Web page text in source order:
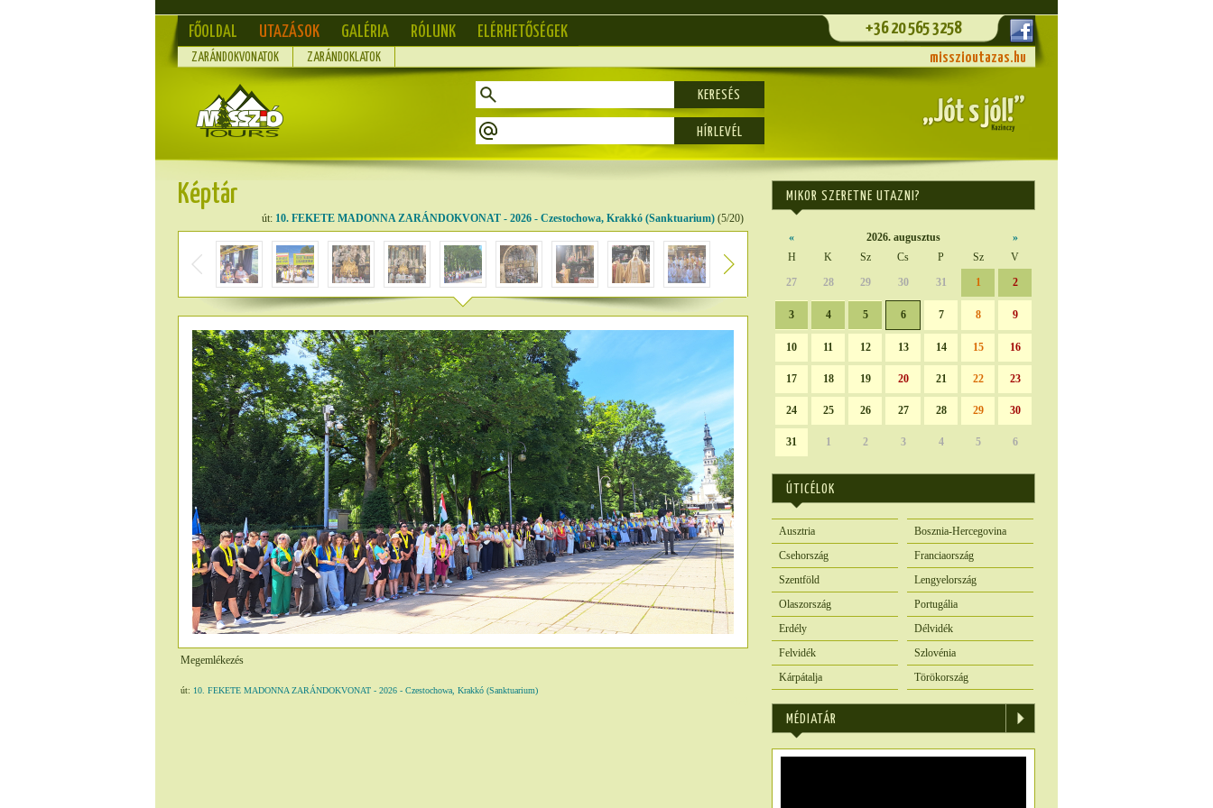
FŐOLDAL UTAZÁSOK GALÉRIA RÓLUNK ELÉRHETŐSÉGEK +36 20 565 3258
ZARÁNDOKVONATOK ZARÁNDOKLATOK misszioutazas.hu
KERESÉS
Képtár
út: 10. FEKETE MADONNA ZARÁNDOKVONAT - 2026 - Czestochowa, Krakkó (Sanktuarium) (5/20)
Megemlékezés
út: 10. FEKETE MADONNA ZARÁNDOKVONAT - 2026 - Czestochowa, Krakkó (Sanktuarium)
MIKOR SZERETNE UTAZNI?
« 2026. augusztus
»
H
K Sz Cs P Sz
V
27
28 29 30 31 1 2
3 4 5 6 7 8 9
10 11 12 13 14 15 16
17 18 19 20 21 22 23
24 25 26 27 28 29 30
31 1 2 3 4 5 6
ÚTICÉLOK
Ausztria
Bosznia-Hercegovina
Csehország
Franciaország
Szentföld
Lengyelország
Olaszország
Portugália
Erdély
Délvidék
Felvidék
Szlovénia
Kárpátalja
Törökország
MÉDIATÁR